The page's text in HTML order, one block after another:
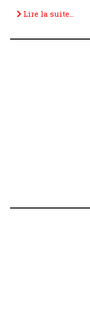
Lire la suite...